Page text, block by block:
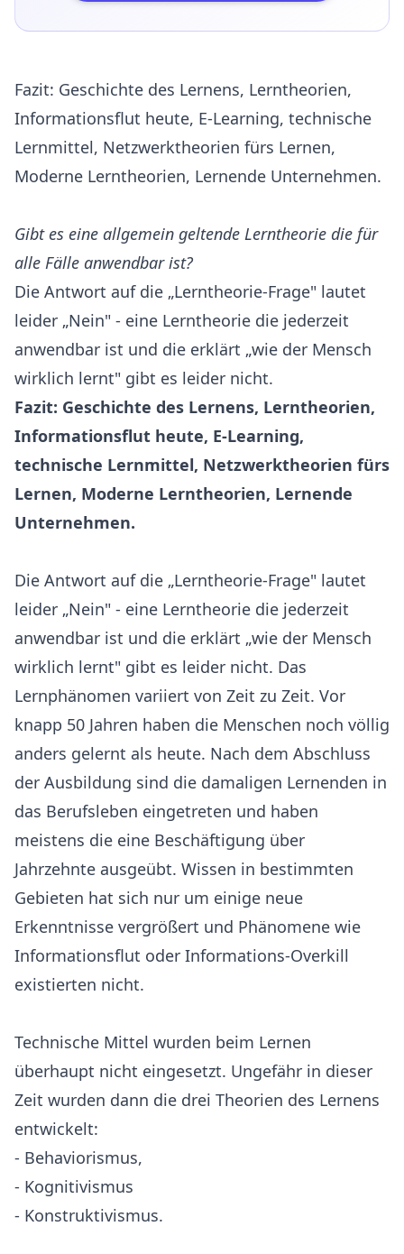
Fazit: Geschichte des Lernens, Lerntheorien,
Informationsflut heute, E-Learning, technische
Lernmittel, Netzwerktheorien fürs Lernen,
Moderne Lerntheorien, Lernende Unternehmen.
Gibt es eine allgemein geltende Lerntheorie die für
alle Fälle anwendbar ist?
Die Antwort auf die „Lerntheorie-Frage" lautet
leider „Nein" - eine Lerntheorie die jederzeit
anwendbar ist und die erklärt „wie der Mensch
wirklich lernt" gibt es leider nicht.
Fazit: Geschichte des Lernens, Lerntheorien,
Informationsflut heute, E-Learning,
technische Lernmittel, Netzwerktheorien fürs
Lernen, Moderne Lerntheorien, Lernende
Unternehmen.
Die Antwort auf die „Lerntheorie-Frage" lautet
leider „Nein" - eine Lerntheorie die jederzeit
anwendbar ist und die erklärt „wie der Mensch
wirklich lernt" gibt es leider nicht. Das
Lernphänomen variiert von Zeit zu Zeit. Vor
knapp 50 Jahren haben die Menschen noch völlig
anders gelernt als heute. Nach dem Abschluss
der Ausbildung sind die damaligen Lernenden in
das Berufsleben eingetreten und haben
meistens die eine Beschäftigung über
Jahrzehnte ausgeübt. Wissen in bestimmten
Gebieten hat sich nur um einige neue
Erkenntnisse vergrößert und Phänomene wie
Informationsflut oder Informations-Overkill
existierten nicht.
Technische Mittel wurden beim Lernen
überhaupt nicht eingesetzt. Ungefähr in dieser
Zeit wurden dann die drei Theorien des Lernens
entwickelt:
- Behaviorismus,
- Kognitivismus
- Konstruktivismus.